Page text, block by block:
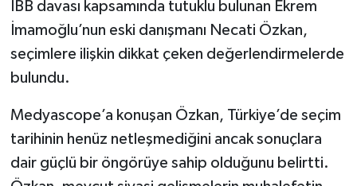
İBB davası kapsamında tutuklu bulunan Ekrem
İmamoğlu’nun eski danışmanı Necati Özkan,
seçimlere ilişkin dikkat çeken değerlendirmelerde
bulundu.
Medyascope’a konuşan Özkan, Türkiye’de seçim
tarihinin henüz netleşmediğini ancak sonuçlara
dair güçlü bir öngörüye sahip olduğunu belirtti.